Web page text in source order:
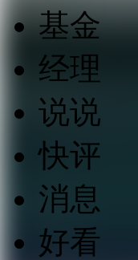
基金
经理
说说
快评
消息
好看